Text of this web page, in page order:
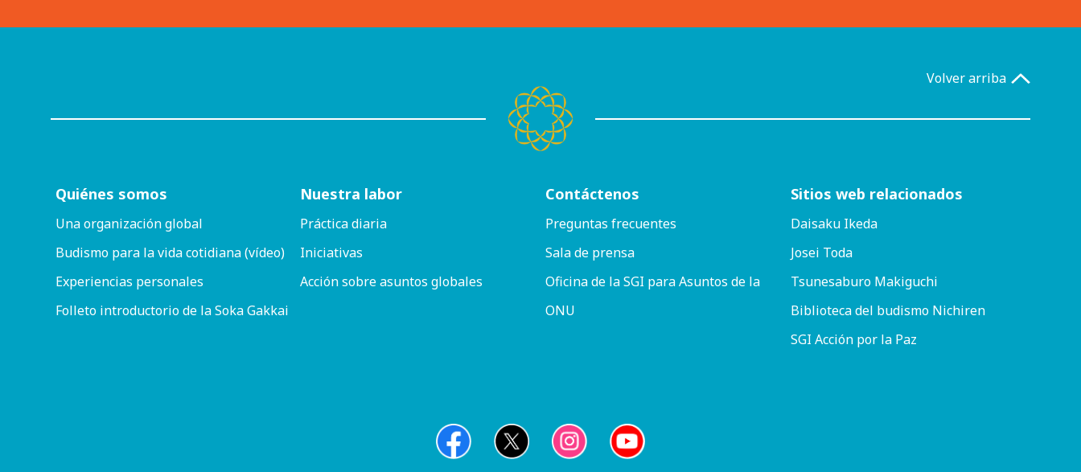
Volver arriba
Quiénes somos
Una organización global
Budismo para la vida cotidiana (vídeo)
Experiencias personales
Folleto introductorio de la Soka Gakkai
Nuestra labor
Práctica diaria
Iniciativas
Acción sobre asuntos globales
Contáctenos
Preguntas frecuentes
Sala de prensa
Oficina de la SGI para Asuntos de la
ONU
Sitios web relacionados
Daisaku Ikeda
Josei Toda
Tsunesaburo Makiguchi
Biblioteca del budismo Nichiren
SGI Acción por la Paz